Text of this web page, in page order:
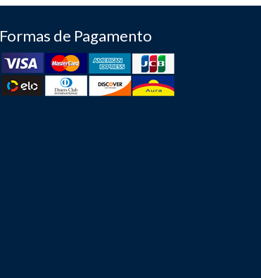
Formas de Pagamento